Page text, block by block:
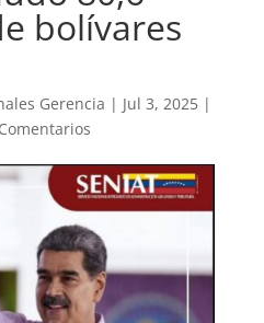
bolívares
Gerencia | Jul 3, 2025|